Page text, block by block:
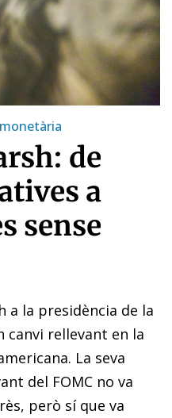
de
a
sense
a la presidència de la
canvi rellevant en la
La seva
del FOMC no va
però sí que va